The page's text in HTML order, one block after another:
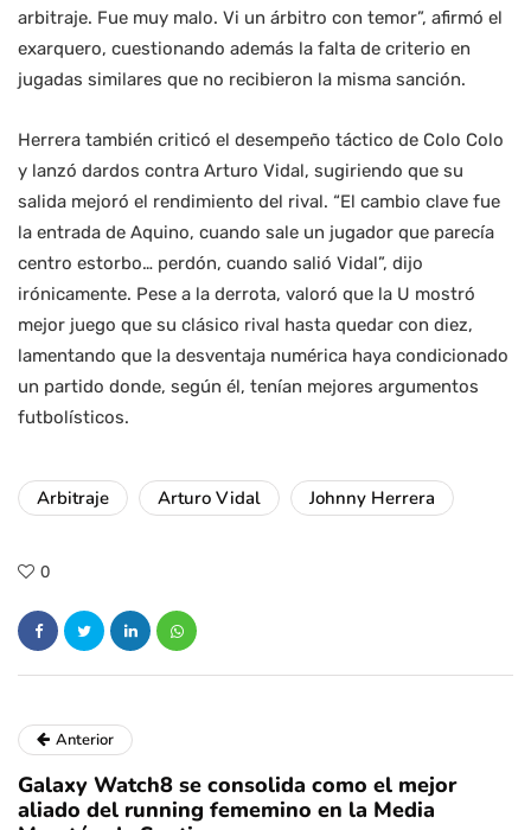
arbitraje. Fue muy malo. Vi un árbitro con temor”, afirmó el
exarquero, cuestionando además la falta de criterio en
jugadas similares que no recibieron la misma sanción.
Herrera también criticó el desempeño táctico de Colo Colo
y lanzó dardos contra Arturo Vidal, sugiriendo que su
salida mejoró el rendimiento del rival. “El cambio clave fue
la entrada de Aquino, cuando sale un jugador que parecía
centro estorbo… perdón, cuando salió Vidal”, dijo
irónicamente. Pese a la derrota, valoró que la U mostró
mejor juego que su clásico rival hasta quedar con diez,
lamentando que la desventaja numérica haya condicionado
un partido donde, según él, tenían mejores argumentos
futbolísticos.
Arbitraje Arturo Vidal Johnny Herrera
0
Anterior
Galaxy Watch8 se consolida como el mejor
aliado del running fememino en la Media